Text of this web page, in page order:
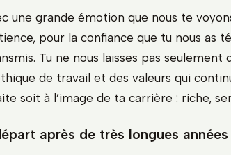
une grande émotion que nous te
pour la confiance que tu nous as
Tu ne nous laisses pas seulement
de travail et des valeurs qui
soit à l’image de ta carrière : riche,
après de très longues